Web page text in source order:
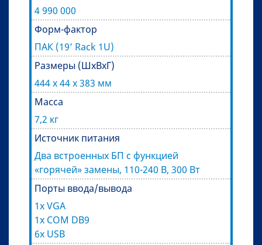
4 990 000
Форм-фактор
ПАК (19’ Rack 1U)
Размеры (ШхВхГ)
444 х 44 х 383 мм
Масса
7,2 кг
Источник питания
Два встроенных БП с функцией
«горячей» замены, 110-240 В, 300 Вт
Порты ввода/вывода
1x VGA
1x COM DB9
6x USB